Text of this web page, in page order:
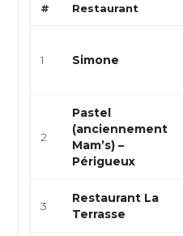
# Restaurant
1 Simone
2
Pastel
(anciennement
Mam’s) –
Périgueux
3
Restaurant La
Terrasse